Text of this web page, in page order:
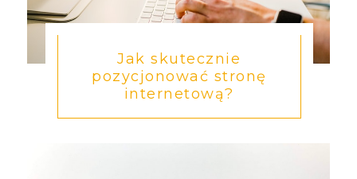
Jak skutecznie
pozycjonować stronę
internetową?